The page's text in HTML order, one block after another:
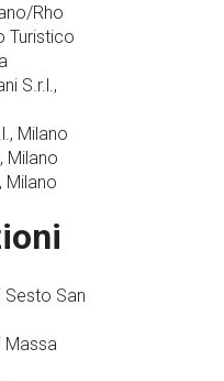
Rho
Turistico
S.r.l.,
Milano
Milano
Milano
Sesto San
Massa